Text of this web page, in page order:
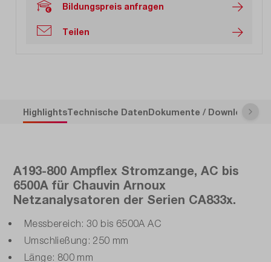
Bildungspreis anfragen
Teilen
HighlightsTechnische DatenDokumente / Downloads
A193-800 Ampflex Stromzange, AC bis
6500A für Chauvin Arnoux
Netzanalysatoren der Serien CA833x.
Messbereich: 30 bis 6500A AC
Umschließung: 250 mm
Länge: 800 mm